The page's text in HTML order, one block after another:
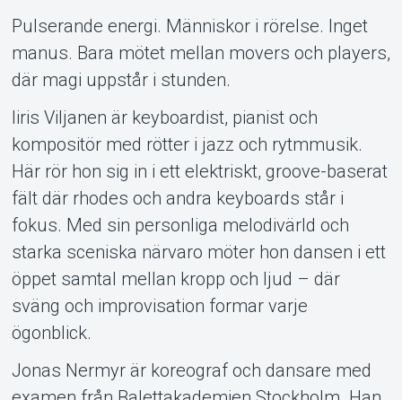
Om Tickster
Pulserande energi. Människor i rörelse. Inget
manus. Bara mötet mellan movers och players,
där magi uppstår i stunden.
Iiris Viljanen är keyboardist, pianist och
kompositör med rötter i jazz och rytmmusik.
Här rör hon sig in i ett elektriskt, groove-baserat
fält där rhodes och andra keyboards står i
fokus. Med sin personliga melodivärld och
starka sceniska närvaro möter hon dansen i ett
öppet samtal mellan kropp och ljud – där
sväng och improvisation formar varje
ögonblick.
Jonas Nermyr är koreograf och dansare med